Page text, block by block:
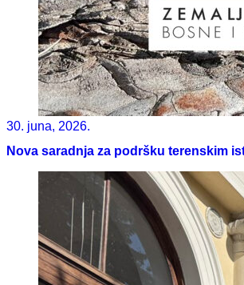
30. juna, 2026.
Nova saradnja za podršku terenskim